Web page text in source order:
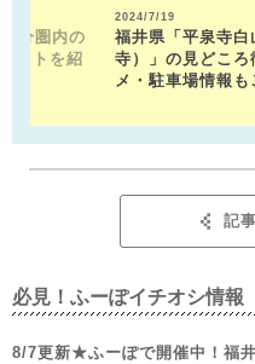
分圏内の
ットを紹
2024/7/19
福井県「平泉寺
寺）」の見どこ
メ・駐車場情報も
記
必見！ふーぽイチオシ情報
8/7更新★ふーぽで開催中！福